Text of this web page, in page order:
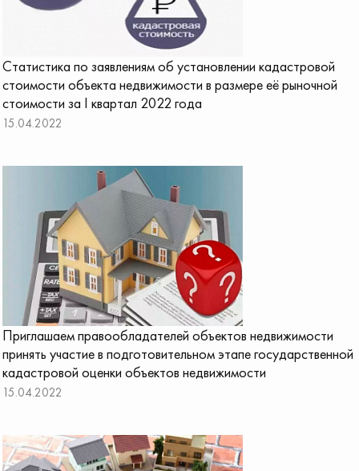
Статистика по заявлениям об установлении кадастровой
стоимости объекта недвижимости в размере её рыночной
стоимости за I квартал 2022 года
15.04.2022
Приглашаем правообладателей объектов недвижимости
принять участие в подготовительном этапе государственной
кадастровой оценки объектов недвижимости
15.04.2022